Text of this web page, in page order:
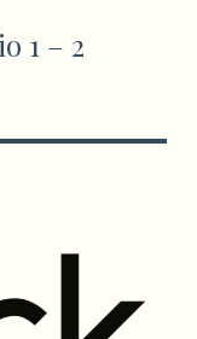
1 – 2